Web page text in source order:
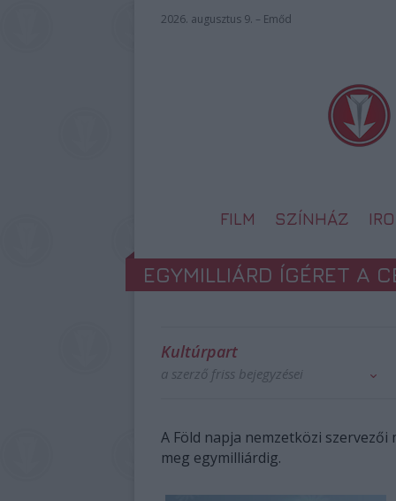
2026. augusztus 9. – Emőd
FILM SZÍNHÁZ
EGYMILLIÁRD ÍGÉRET A
Kultúrpart
a szerző friss bejegyzései
A Föld napja nemzetközi
meg egymilliárdig.